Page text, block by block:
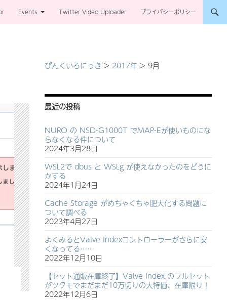
Events Twitter Video Uploader プライバシーポリシー
ぴんくいろにっき > 2017年> 9月
最近の投稿
NURO の NSD-G1000T でMAP-Eが使いものにな
らなくなる件について
2024年3月28日
WSL2で dbus と WSLg が使えなかったのをどうに
かする
2024年1月24日
Cache Storage がめちゃくちゃ肥大化する問題に
ついて調べる
2023年4月27日
よくみるとValve Indexコントローラーがさらに安
くなってる……
2022年12月10日
【セット通販在庫終了】Valve Index のフルセット
がツクモでまだまだ10万切りの大特価、在庫限り！
2022年12月6日